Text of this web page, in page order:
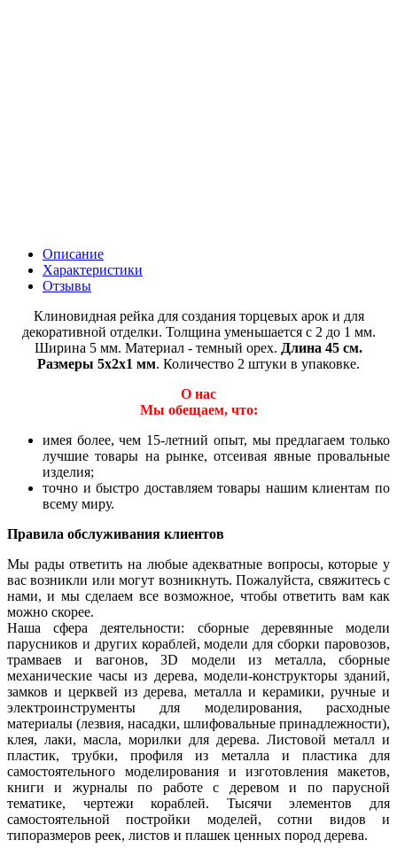
Описание
Характеристики
Отзывы
Клиновидная рейка для создания торцевых арок и для
декоративной отделки. Толщина уменьшается с 2 до 1 мм.
Ширина 5 мм. Материал - темный орех. Длина 45 см.
Размеры 5х2х1 мм. Количество 2 штуки в упаковке.
О нас
Мы обещаем, что:
имея более, чем 15-летний опыт, мы предлагаем только
лучшие товары на рынке, отсеивая явные провальные
изделия;
точно и быстро доставляем товары нашим клиентам по
всему миру.
Правила обслуживания клиентов
Мы рады ответить на любые адекватные вопросы, которые у
вас возникли или могут возникнуть. Пожалуйста, свяжитесь с
нами, и мы сделаем все возможное, чтобы ответить вам как
можно скорее.
Наша сфера деятельности: сборные деревянные модели
парусников и других кораблей, модели для сборки паровозов,
трамваев и вагонов, 3D модели из металла, сборные
механические часы из дерева, модели-конструкторы зданий,
замков и церквей из дерева, металла и керамики, ручные и
электроинструменты для моделирования, расходные
материалы (лезвия, насадки, шлифовальные принадлежности),
клея, лаки, масла, морилки для дерева. Листовой металл и
пластик, трубки, профиля из металла и пластика для
самостоятельного моделирования и изготовления макетов,
книги и журналы по работе с деревом и по парусной
тематике, чертежи кораблей. Тысячи элементов для
самостоятельной постройки моделей, сотни видов и
типоразмеров реек, листов и плашек ценных пород дерева.